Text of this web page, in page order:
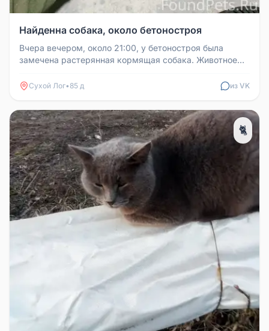
Найденна собака, около бетоностроя
Вчера вечером, около 21:00, у бетоностроя была
замечена растерянная кормящая собака. Животное
Сухой Лог• 85 д из VK
🐈